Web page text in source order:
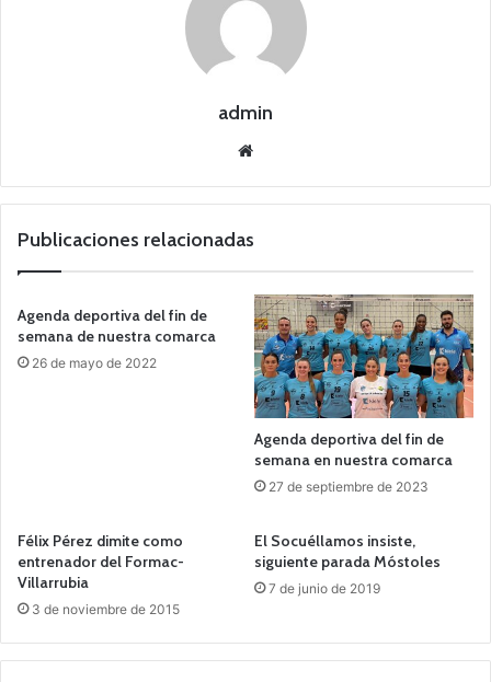
admin
we
Publicaciones relacionadas
Agenda deportiva del fin de
semana de nuestra comarca
26 de mayo de 2022
Agenda deportiva del fin de
semana en nuestra comarca
27 de septiembre de 2023
Félix Pérez dimite como
entrenador del Formac-
Villarrubia
3 de noviembre de 2015
El Socuéllamos insiste,
siguiente parada Móstoles
7 de junio de 2019